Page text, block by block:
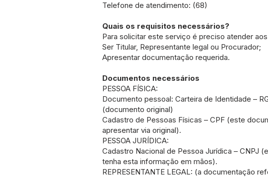
Telefone de atendimento: (68)
Quais os requisitos necessários?
Para solicitar este serviço é preciso atender
Ser Titular, Representante legal ou Procurador;
Apresentar documentação requerida.
Documentos necessários
PESSOA FÍSICA:
Documento pessoal: Carteira de Identidade –
(documento original)
Cadastro de Pessoas Físicas – CPF (este
apresentar via original).
PESSOA JURÍDICA:
Cadastro Nacional de Pessoa Jurídica – CNPJ
tenha esta informação em mãos).
REPRESENTANTE LEGAL: (a documentação